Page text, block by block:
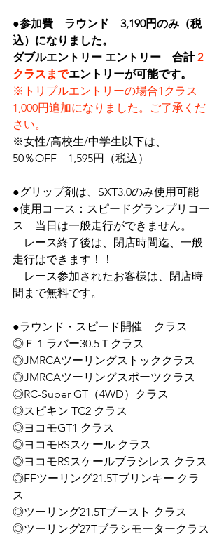
●参加費　ラウンド　3,190円のみ（税
込）になりました。
ダブルエントリー エントリー　合計 2
クラスまでエントリーが可能です。
※トリプルエントリーの場合1クラス
1,000円追加になりました。ご了承くだ
さい。
※女性/高校生/中学生以下は、
50％OFF　1,595円（税込）
●グリップ剤は、SXT3.0のみ使用可能
●使用コース：スピードグランプリコー
ス　当日は一般走行ができません。
レース終了後は、閉店時間迄、一般
走行はできます！！
レース参加されたお客様は、閉店時
間まで無料です。
●ラウンド・スピード開催　クラス
◎Ｆ１ラバー30.5Ｔクラス
◎JMRCAツーリングストッククラス
◎JMRCAツーリングスポーツクラス
◎RC-Super GT（4WD）クラス
◎スピキン TC2 クラス
◎ヨコモGT1 クラス
◎ヨコモRSスケール クラス
◎ヨコモRSスケールブラシレス クラス
◎FFツーリング21.5Tブリンキー クラ
ス
◎ツーリング21.5Tブースト クラス
◎ツーリング27Tブラシモータークラス